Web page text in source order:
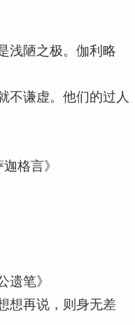
浅陋之极。伽利略
不谦虚。他们的过人
格言》
遗笔》
想再说，则身无差